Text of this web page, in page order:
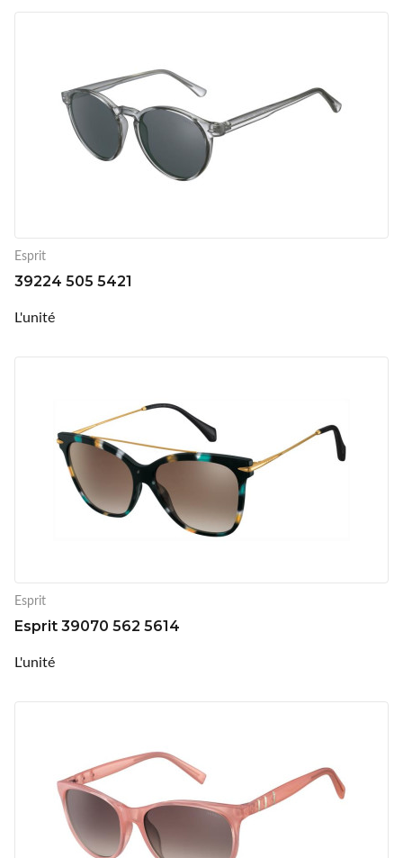
Esprit
39224 505 5421
L'unité
Esprit
Esprit 39070 562 5614
L'unité